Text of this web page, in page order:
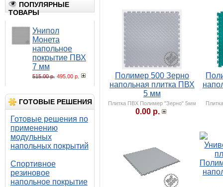
ПОПУЛЯРНЫЕ
ТОВАРЫ
Унипол
Монета
напольное
покрытие ПВХ
7 мм
515.00 р. 495.00 р.
ГОТОВЫЕ РЕШЕНИЯ
Готовые решения по
применению
модульных
напольных покрытий
Спортивное
резиновое
напольное покрытие
Полимер 500 Зерно
напольная плитка ПВХ
5 мм
Плитка ПВХ Полимер "Зерно" 5мм
0.00 р.